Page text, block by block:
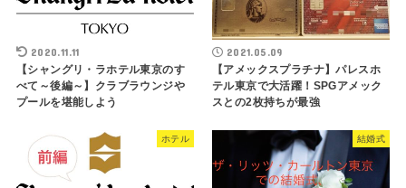
2020.11.11
【シャングリ・ラホテル東京のす
べて～後編～】クラブラウンジや
プールを堪能しよう
2021.05.09
【アメックスプラチナ】パレスホ
テル東京で大活躍！SPGアメック
スとの2枚持ちが最強
ホテル 結婚式